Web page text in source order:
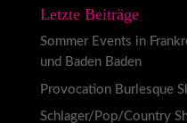
Letzte Beiträge
Sommer Events in
und Baden Baden
Provocation Burlesque
Schlager/Pop/Country